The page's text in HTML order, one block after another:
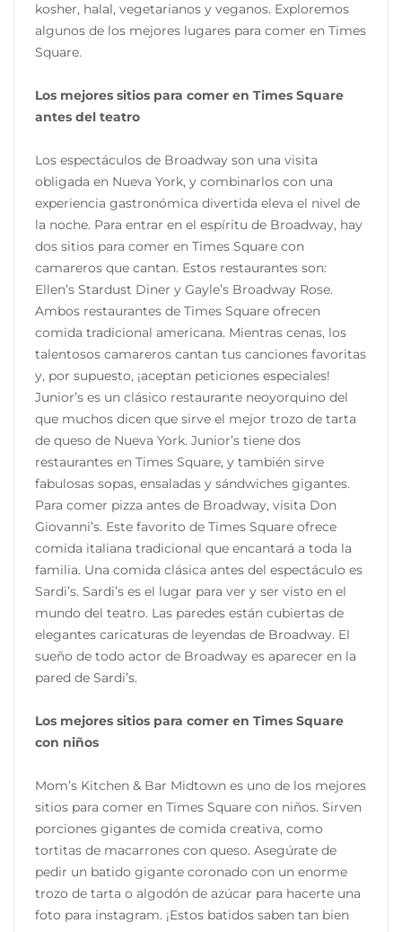
kosher, halal, vegetarianos y veganos. Exploremos
algunos de los mejores lugares para comer en Times
Square.
Los mejores sitios para comer en Times Square
antes del teatro
Los espectáculos de Broadway son una visita
obligada en Nueva York, y combinarlos con una
experiencia gastronómica divertida eleva el nivel de
la noche. Para entrar en el espíritu de Broadway, hay
dos sitios para comer en Times Square con
camareros que cantan. Estos restaurantes son:
Ellen’s Stardust Diner y Gayle’s Broadway Rose.
Ambos restaurantes de Times Square ofrecen
comida tradicional americana. Mientras cenas, los
talentosos camareros cantan tus canciones favoritas
y, por supuesto, ¡aceptan peticiones especiales!
Junior’s es un clásico restaurante neoyorquino del
que muchos dicen que sirve el mejor trozo de tarta
de queso de Nueva York. Junior’s tiene dos
restaurantes en Times Square, y también sirve
fabulosas sopas, ensaladas y sándwiches gigantes.
Para comer pizza antes de Broadway, visita Don
Giovanni’s. Este favorito de Times Square ofrece
comida italiana tradicional que encantará a toda la
familia. Una comida clásica antes del espectáculo es
Sardi’s. Sardi’s es el lugar para ver y ser visto en el
mundo del teatro. Las paredes están cubiertas de
elegantes caricaturas de leyendas de Broadway. El
sueño de todo actor de Broadway es aparecer en la
pared de Sardi’s.
Los mejores sitios para comer en Times Square
con niños
Mom’s Kitchen & Bar Midtown es uno de los mejores
sitios para comer en Times Square con niños. Sirven
porciones gigantes de comida creativa, como
tortitas de macarrones con queso. Asegúrate de
pedir un batido gigante coronado con un enorme
trozo de tarta o algodón de azúcar para hacerte una
foto para instagram. ¡Estos batidos saben tan bien